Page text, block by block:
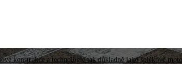
konstrukce a technologie tak důkladně jako špičkové